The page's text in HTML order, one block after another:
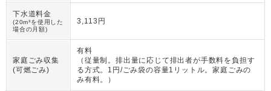
下水道料金
(20m³を使用した
場合の月額)
3,113円
家庭ごみ収集
(可燃ごみ)
有料
（ 従量制。排出量に応じて排出者が手数料を負担す
る方式。1円/ごみ袋の容量1リットル。家庭ごみの
み有料。
）